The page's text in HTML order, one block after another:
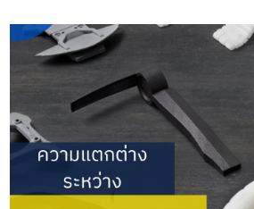
จะนำโพลีอะคริโลไนไตรล์หรือ PAN
ละลายแล้วยืดออกให้เป็นเส้นใยยาวๆ แ
ผ่านเตาที่จะทำให้เส้นใยร้อนสูงขึ้นไป
เซลเซียส และภายในเตานั้นจะไม่มีออกซิเ
ถูกเผา และความร้อนจะเข้าไปทำให้เส้น
กระบวนการคาร์โบไนเซชั่นเกิดขึ้นอะตอม
เวลาโดยไม่ต้องเสียค่าใช้จ่ายในการเก็บ
การผลิตวางงาน โดยการผลิตแบบทันเว
ชื่อ Just in Time ที่อุตสาหกรรมชั้นนำ
อย่างยาวนาน มิลค์รัน เป็นรูปแบบการจั
สั่งซื้อวัตถุดิบหรือชิ้นส่วนเพื่อนำไปใช้ทำ
สินค้าคงคลัง โดยการรับของจาก